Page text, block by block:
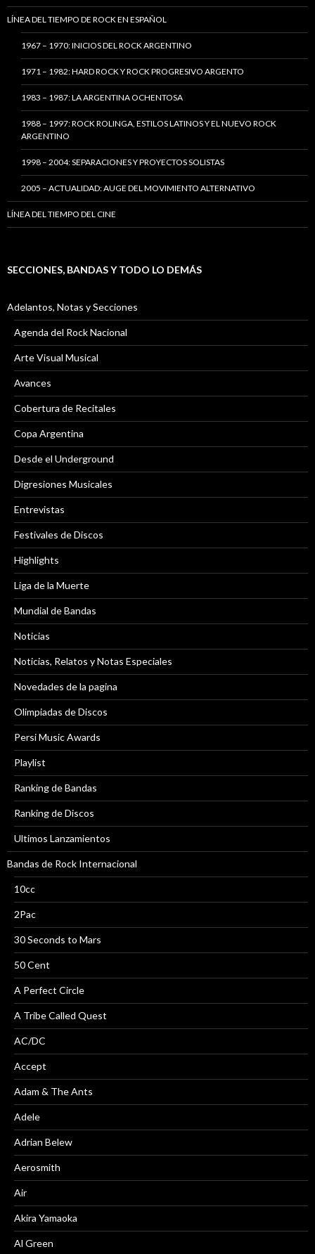
LÍNEA DEL TIEMPO DE ROCK EN ESPAÑOL
1967 – 1970: INICIOS DEL ROCK ARGENTINO
1971 – 1982: HARD ROCK Y ROCK PROGRESIVO ARGENTO
1983 – 1987: LA ARGENTINA OCHENTOSA
1988 – 1997: ROCK ROLINGA, ESTILOS LATINOS Y EL NUEVO ROCK
ARGENTINO
1998 – 2004: SEPARACIONES Y PROYECTOS SOLISTAS
2005 – ACTUALIDAD: AUGE DEL MOVIMIENTO ALTERNATIVO
LÍNEA DEL TIEMPO DEL CINE
SECCIONES, BANDAS Y TODO LO DEMÁS
Adelantos, Notas y Secciones
Agenda del Rock Nacional
Arte Visual Musical
Avances
Cobertura de Recitales
Copa Argentina
Desde el Underground
Digresiones Musicales
Entrevistas
Festivales de Discos
Highlights
Liga de la Muerte
Mundial de Bandas
Noticias
Noticias, Relatos y Notas Especiales
Novedades de la pagina
Olimpiadas de Discos
Persi Music Awards
Playlist
Ranking de Bandas
Ranking de Discos
Ultimos Lanzamientos
Bandas de Rock Internacional
10cc
2Pac
30 Seconds to Mars
50 Cent
A Perfect Circle
A Tribe Called Quest
AC/DC
Accept
Adam & The Ants
Adele
Adrian Belew
Aerosmith
Air
Akira Yamaoka
Al Green